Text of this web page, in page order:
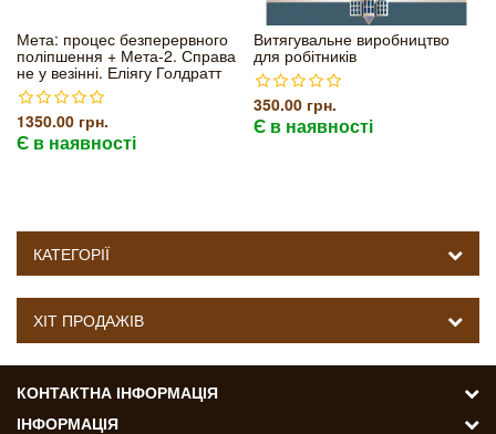
Мета: процес безперервного
поліпшення + Мета-2. Справа
не у везінні. Еліягу Голдратт
1350.00 грн.
Є в наявності
Витягувальне виробництво
для робітників
350.00 грн.
Є в наявності
КАТЕГОРІЇ
ХІТ ПРОДАЖІВ
КОНТАКТНА ІНФОРМАЦІЯ
ІНФОРМАЦІЯ